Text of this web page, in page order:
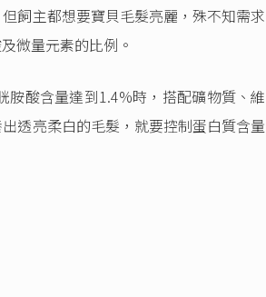
飼主都想要寶貝毛髮亮麗，殊不知需求
微量元素的比例。
酸含量達到1.4%時，搭配礦物質、維
透亮柔白的毛髮，就要控制蛋白質含量